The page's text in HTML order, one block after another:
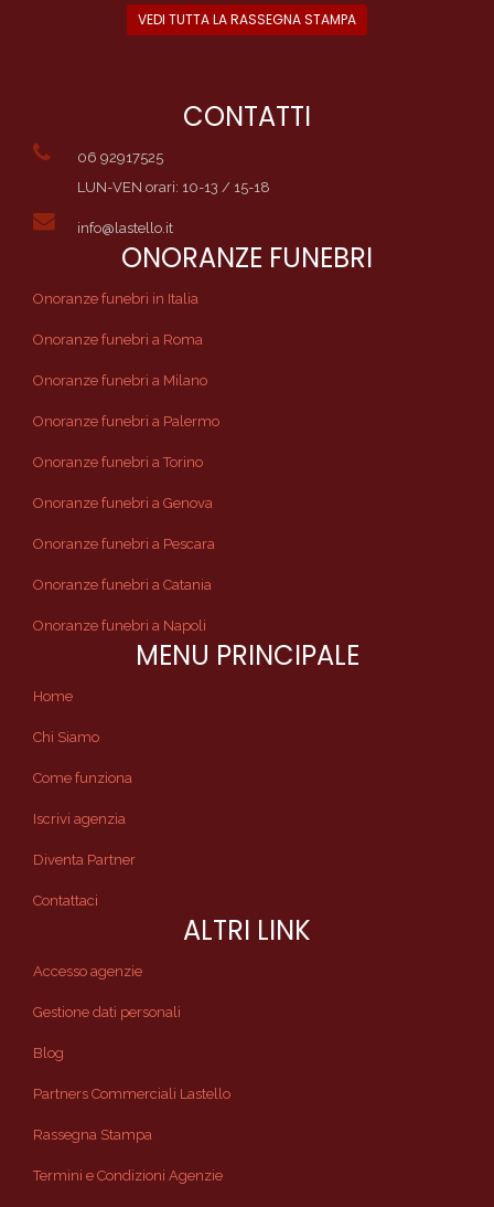
VEDI TUTTA LA RASSEGNA STAMPA
CONTATTI
06 92917525
LUN-VEN orari: 10-13 / 15-18
info@lastello.it
ONORANZE FUNEBRI
Onoranze funebri in Italia
Onoranze funebri a Roma
Onoranze funebri a Milano
Onoranze funebri a Palermo
Onoranze funebri a Torino
Onoranze funebri a Genova
Onoranze funebri a Pescara
Onoranze funebri a Catania
Onoranze funebri a Napoli
MENU PRINCIPALE
Home
Chi Siamo
Come funziona
Iscrivi agenzia
Diventa Partner
Contattaci
ALTRI LINK
Accesso agenzie
Gestione dati personali
Blog
Partners Commerciali Lastello
Rassegna Stampa
Termini e Condizioni Agenzie